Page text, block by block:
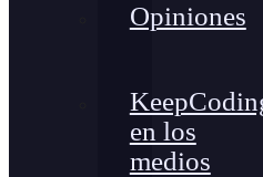
Opiniones
en los
medios